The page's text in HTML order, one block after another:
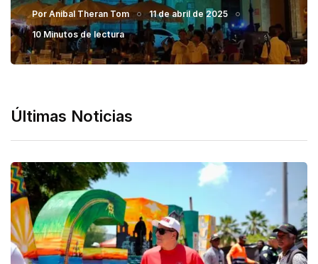
Por Anibal Theran Tom
11 de abril de 2025
10 Minutos de lectura
Últimas Noticias